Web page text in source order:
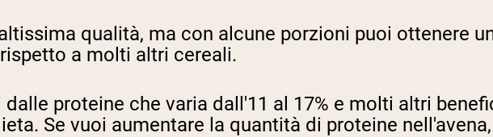
qualità, ma con alcune porzioni puoi ottenere
a molti altri cereali.
proteine che varia dall'11 al 17% e molti altri
Se vuoi aumentare la quantità di proteine